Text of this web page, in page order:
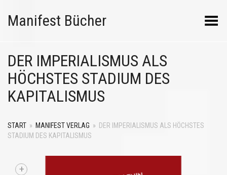
Manifest Bücher Menü umschalten
DER IMPERIALISMUS ALS
HÖCHSTES STADIUM DES
KAPITALISMUS
START » MANIFEST VERLAG » DER IMPERIALISMUS ALS HÖCHSTES
STADIUM DES KAPITALISMUS
+